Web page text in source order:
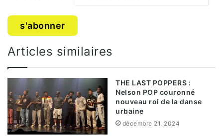
african rising
Institut Français Du Cameroun
last popper
Articles similaires
THE LAST POPPERS :
Nelson POP couronné
nouveau roi de la danse
urbaine
décembre 21, 2024